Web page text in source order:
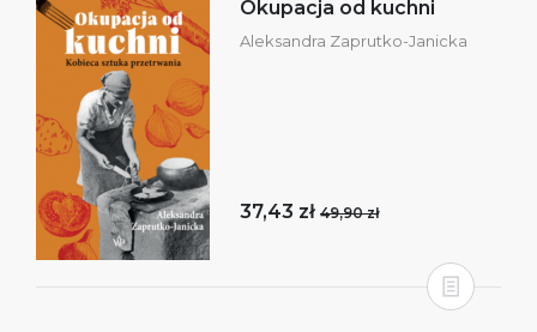
Okupacja od kuchni
Aleksandra Zaprutko-Janicka
37,43 zł 49,90 zł